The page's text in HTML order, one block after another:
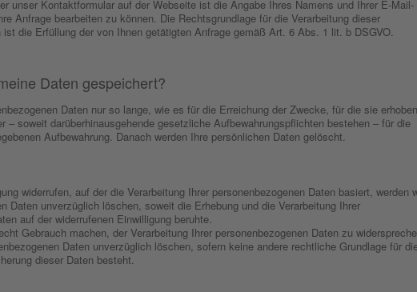
unser Kontaktformular auf der Webseite ist die Angabe Ihres Namens und Ihrer E-Mail-
Anfrage bearbeiten zu können. Die Rechtsgrundlage für die Verarbeitung dieser
ist die Erfüllung der von Ihnen getätigten Anfrage gemäß Art. 6 Abs. 1 lit. b DSGVO.
Daten gespeichert?
Daten nur so lange, wie es für die Erreichung der Zwecke, für die sie erhoben
– soweit darüberhinausgehende gesetzliche Aufbewahrungspflichten bestehen – für die
Aufbewahrung. Danach werden Ihre persönlichen Daten gelöscht.
widerrufen, auf der die Verarbeitung Ihrer personenbezogenen Daten basiert, werden
Daten unverzüglich löschen, soweit die Erhebung und die Verarbeitung Ihrer
auf der widerrufenen Einwilligung beruhte.
Gebrauch machen, der Verarbeitung Ihrer personenbezogenen Daten zu
Daten unverzüglich löschen, sofern keine andere rechtliche Grundlage für
dieser Daten besteht.